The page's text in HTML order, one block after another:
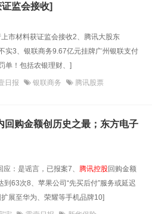
监会接收]
市材料获证监会接收2、腾讯大股东
实3、银联商务9.67亿元挂牌广州银联支付
单！包括农银理财、]
日报 银联商务 腾讯股票
回购金额创历史之最；东方电子
：是谣言，已报案7、 腾讯控股回购金额
63次8、苹果公司“先买后付”服务或延迟
展至华为、荣耀等手机品牌10]